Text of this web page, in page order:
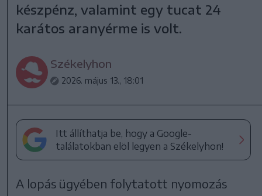
készpénz, valamint egy tucat 24
karátos aranyérme is volt.
Székelyhon
2026. május 13., 18:01
Itt állíthatja be, hogy a Google-
találatokban elöl legyen a Székelyhon!
A lopás ügyében folytatott nyomozás